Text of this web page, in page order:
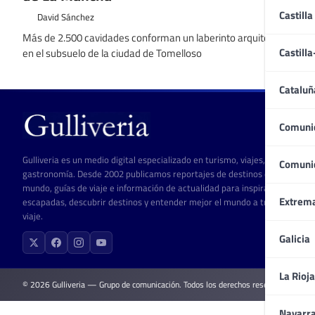
Castilla
Galicia
La Rioja
David Sánchez
Más de 2.500 cavidades conforman un laberinto arquitectónico
en el subsuelo de la ciudad de Tomelloso
Gulliveria es un medio digital especializado en turismo, viajes, cultura y
gastronomía. Desde 2002 publicamos reportajes de destinos de todo el
mundo, guías de viaje e información de actualidad para inspirar
escapadas, descubrir destinos y entender mejor el mundo a través del
viaje.
© 2026 Gulliveria — Grupo de comunicación. Todos los derechos reservados.